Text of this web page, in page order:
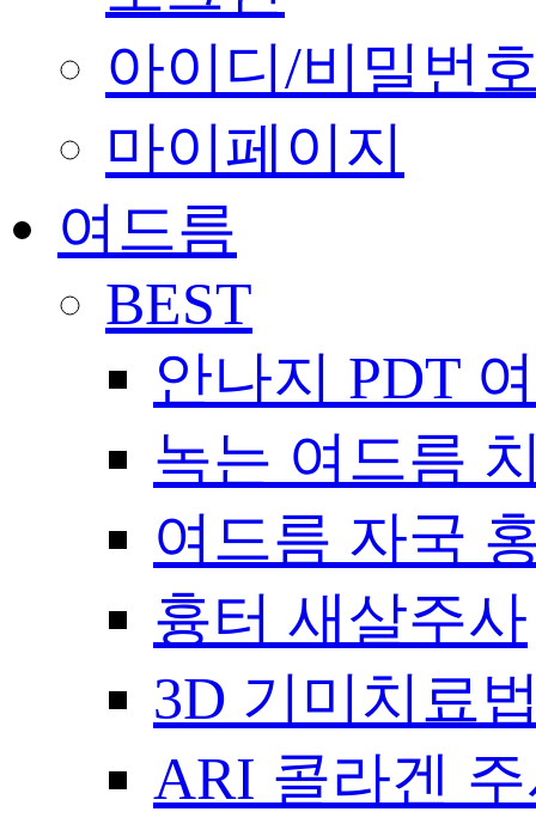
아이디/비밀번
마이페이지
여드름
BEST
안나지 PDT
녹는 여드름
여드름 자국
흉터 새살주사
3D 기미치료
ARI 콜라겐